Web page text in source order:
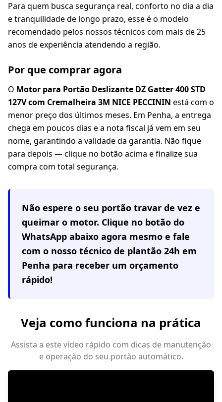
Para quem busca segurança real, conforto no dia a dia
e tranquilidade de longo prazo, esse é o modelo
recomendado pelos nossos técnicos com mais de 25
anos de experiência atendendo a região.
Por que comprar agora
O Motor para Portão Deslizante DZ Gatter 400 STD
127V com Cremalheira 3M NICE PECCININ está com o
menor preço dos últimos meses. Em Penha, a entrega
chega em poucos dias e a nota fiscal já vem em seu
nome, garantindo a validade da garantia. Não fique
para depois — clique no botão acima e finalize sua
compra com total segurança.
Não espere o seu portão travar de vez e
queimar o motor. Clique no botão do
WhatsApp abaixo agora mesmo e fale
com o nosso técnico de plantão 24h em
Penha para receber um orçamento
rápido!
Veja como funciona na prática
Assista a este vídeo rápido com dicas de manutenção
e operação do seu portão automático.